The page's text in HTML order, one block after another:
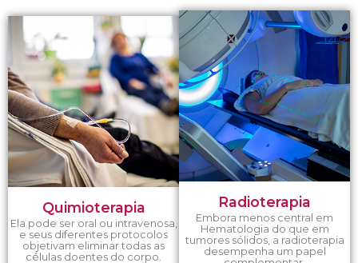
Quimioterapia
Ela pode ser oral ou intravenosa,
e seus diferentes protocolos
objetivam eliminar todas as
células doentes do corpo.
Radioterapia
Embora menos central em
Hematologia do que em
tumores sólidos, a radioterapia
desempenha um papel